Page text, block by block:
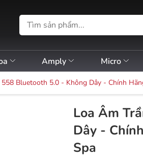
Amply Micro
558 Bluetooth 5.0 - Không Dây - Chính
Loa Âm
Dây -
Spa